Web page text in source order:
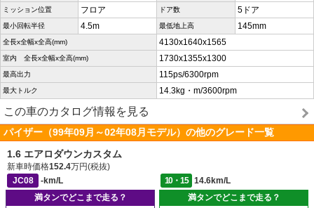
ミッション位置 フロア ドア数 5ドア
最小回転半径 4.5m 最低地上高 145mm
全長x全幅x全高(mm) 4130x1640x1565
室内 全長x全幅x全高(mm) 1730x1355x1300
最高出力 115ps/6300rpm
最大トルク 14.3kg・m/3600rpm
この車のカタログ情報を見る
パイザー（99年09月～02年08月モデル）の他のグレード一覧
1.6 エアロダウンカスタム
新車時価格152.4万円(税抜)
JC08
-km/L 10・15
14.6km/L
満タンでどこまで走る？
満タンでどこまで走る？